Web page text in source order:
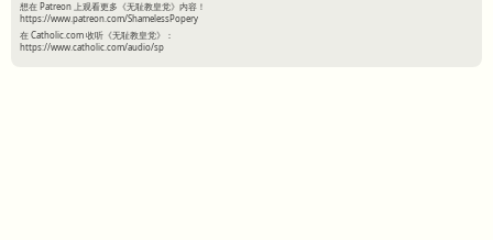
想在 Patreon 上观看更多《无耻教皇党》内容！
https://www.patreon.com/ShamelessPopery
在 Catholic.com 收听《无耻教皇党》：
https://www.catholic.com/audio/sp